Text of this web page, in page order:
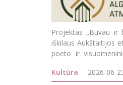
Projektas „Buvau ir
iškilaus Aukštaitijos
poeto ir
Kultūra
2026-06-